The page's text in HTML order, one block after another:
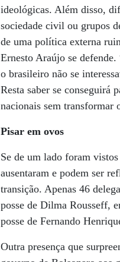
ideológicas. Além disso,
sociedade civil ou grupos
de uma política externa
Ernesto Araújo se
o brasileiro não se
Resta saber se conseguirá
nacionais sem transformar
Pisar em ovos
Se de um lado foram
ausentaram e podem ser
transição. Apenas 46
posse de Dilma Rousseff,
posse de Fernando
Outra presença que